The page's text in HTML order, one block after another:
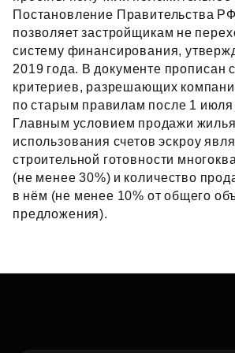
Постановление Правительства
позволяет застройщикам не
систему финансирования,
2019 года. В документе прописан
критериев, разрешающих
по старым правилам после 1 июля
Главным условием продажи
использования счетов эскроу
строительной готовности
(не менее 30%) и количество
в нём (не менее 10% от общего
предложения).